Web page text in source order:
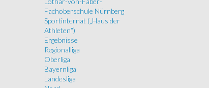
Fachoberschule Nürnberg
Sportinternat („Haus der
Athleten“)
Ergebnisse
Regionalliga
Oberliga
Bayernliga
Landesliga